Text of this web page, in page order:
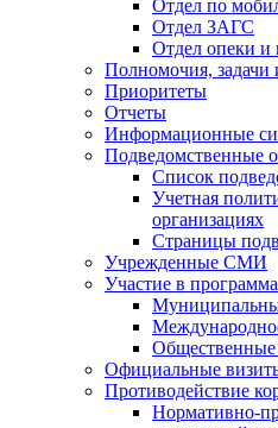
Отдел по
Отдел ЗАГС
Отдел опеки и
Полномочия,
Приоритеты
Отчеты
Информационные
Подведомственные
Список
Учетная
организациях
Страницы
Учрежденные СМИ
Участие в
Общественные
Официальные
Противодействие
Нормативно-